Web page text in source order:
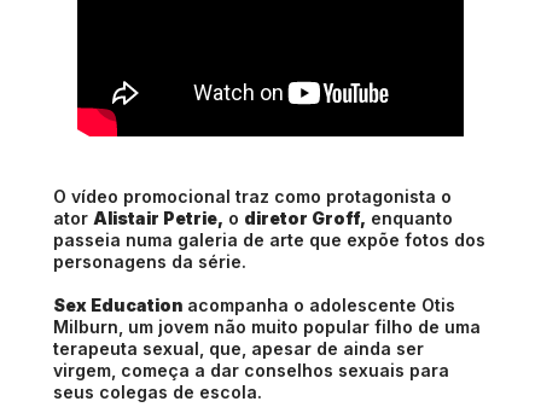
O vídeo promocional traz como protagonista o
ator Alistair Petrie, o diretor Groff, enquanto
passeia numa galeria de arte que expõe fotos dos
personagens da série.
Sex Education acompanha o adolescente Otis
Milburn, um jovem não muito popular filho de uma
terapeuta sexual, que, apesar de ainda ser
virgem, começa a dar conselhos sexuais para
seus colegas de escola.